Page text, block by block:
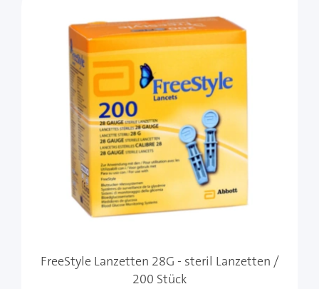
FreeStyle Lanzetten 28G - steril Lanzetten /
200 Stück